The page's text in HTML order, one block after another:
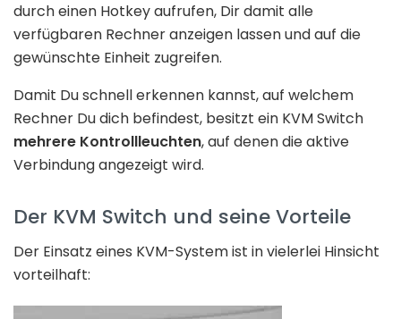
durch einen Hotkey aufrufen, Dir damit alle
verfügbaren Rechner anzeigen lassen und auf die
gewünschte Einheit zugreifen.
Damit Du schnell erkennen kannst, auf welchem
Rechner Du dich befindest, besitzt ein KVM Switch
mehrere Kontrollleuchten, auf denen die aktive
Verbindung angezeigt wird.
Der KVM Switch und seine Vorteile
Der Einsatz eines KVM-System ist in vielerlei Hinsicht
vorteilhaft: